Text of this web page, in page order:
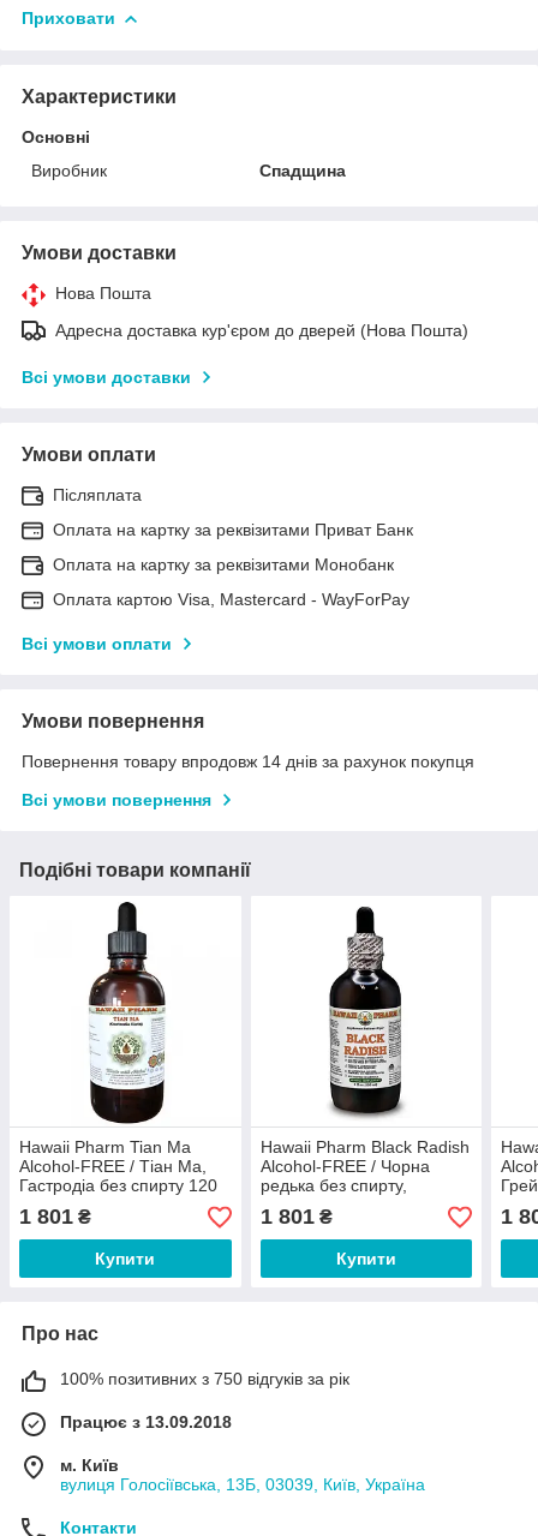
Приховати
Характеристики
Основні
Виробник
Спадщина
Умови доставки
Нова Пошта
Адресна доставка кур'єром до дверей (Нова Пошта)
Всі умови доставки
Умови оплати
Післяплата
Оплата на картку за реквізитами Приват Банк
Оплата на картку за реквізитами Монобанк
Оплата картою Visa, Mastercard - WayForPay
Всі умови оплати
Умови повернення
Повернення товару впродовж 14 днів за рахунок покупця
Всі умови повернення
Подібні товари компанії
Hawaii Pharm Tian Ma
Alcohol-FREE / Тіан Ма,
Гастродіа без спирту 120
мл
1 801 ₴
Купити
Hawaii Pharm Black Radish
Alcohol-FREE / Чорна
редька без спирту,
Підтримка роботи
жовчного міхура 120 мл
1 801₴
Купити
1
Про нас
100% позитивних з 750 відгуків за рік
Працює з 13.09.2018
м. Київ
вулиця Голосіївська, 13Б, 03039, Київ, Україна
Контакти